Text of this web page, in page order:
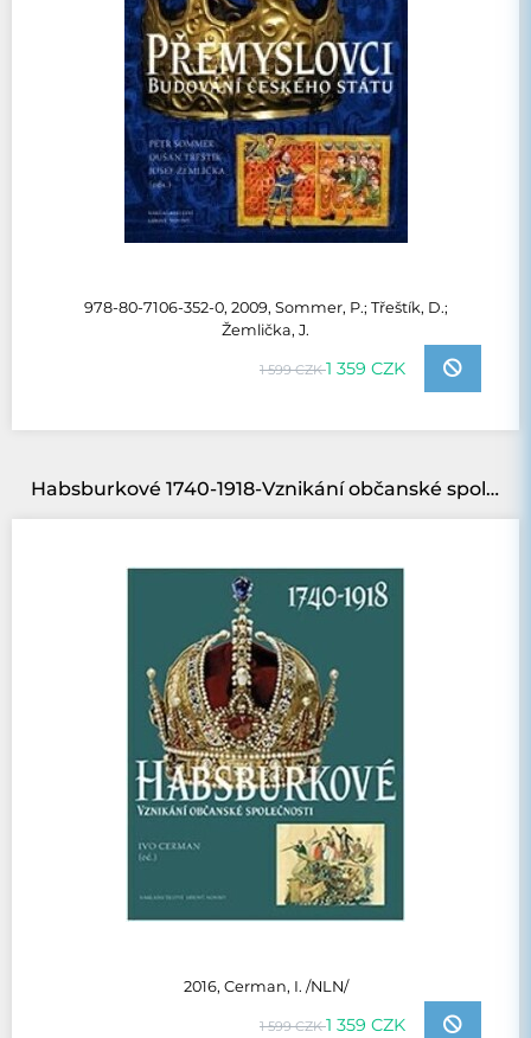
978-80-7106-352-0, 2009, Sommer, P.; Třeštík, D.;
Žemlička, J.
1 599 CZK1 359 CZK
Habsburkové 1740-1918-Vznikání občanské společnosti
2016, Cerman, I. /NLN/
1 599 CZK1 359 CZK